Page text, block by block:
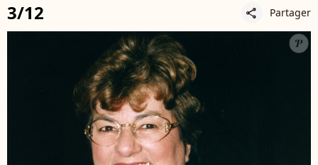
3/12 share Partager